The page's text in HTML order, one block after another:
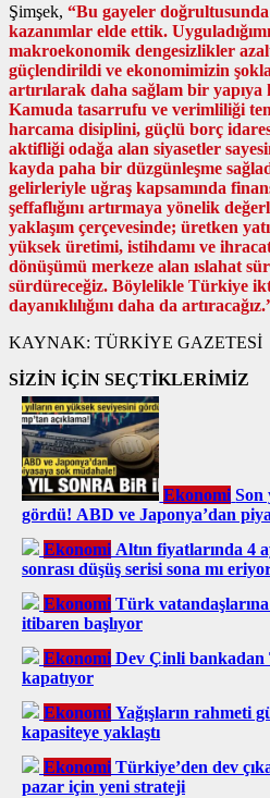
Şimşek, “Bu gayeler
kazanımlar elde ettik.
makroekonomik dengesizlikler
güçlendirildi ve ekonomimizin
artırılarak daha sağlam bir yapıya
Kamuda tasarrufu ve verimliliği
harcama disiplini, güçlü borç
aktifliği odağa alan siyasetler
kayda paha bir düzgünleşme
gelirleriyle uğraş kapsamında
şeffaflığını artırmaya yönelik
yaklaşım çerçevesinde; üretken
yüksek üretimi, istihdamı ve
dönüşümü merkeze alan ıslahat
sürdüreceğiz. Böylelikle Türkiye
dayanıklılığını daha da
KAYNAK: TÜRKİYE GAZETESİ
SİZİN İÇİN SEÇTİKLERİMİZ
Ekonomi Son
gördü! ABD ve Japonya’dan
Ekonomi Altın fiyatlarında 4
sonrası düşüş serisi sona mı
Ekonomi Türk vatandaşlarına
itibaren başlıyor
Ekonomi Dev Çinli bankadan
kapatıyor
Ekonomi Yağışların rahmeti
kapasiteye yaklaştı
Ekonomi Türkiye’den dev
pazar için yeni strateji